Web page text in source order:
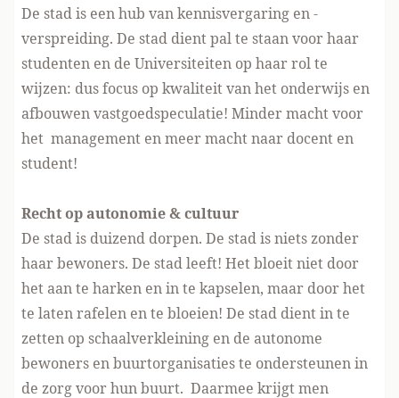
De stad is een hub van kennisvergaring en -
verspreiding. De stad dient pal te staan voor haar
studenten en de Universiteiten op haar rol te
wijzen: dus focus op kwaliteit van het onderwijs en
afbouwen vastgoedspeculatie! Minder macht voor
het management en meer macht naar docent en
student!
Recht op autonomie & cultuur
De stad is duizend dorpen. De stad is niets zonder
haar bewoners. De stad leeft! Het bloeit niet door
het aan te harken en in te kapselen, maar door het
te laten rafelen en te bloeien! De stad dient in te
zetten op schaalverkleining en de autonome
bewoners en buurtorganisaties te ondersteunen in
de zorg voor hun buurt. Daarmee krijgt men